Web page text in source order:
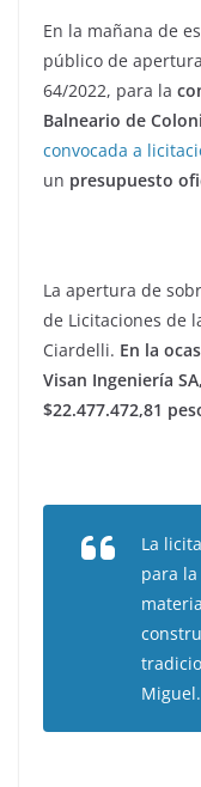
En la mañana de
público de
64/2022, para la
Balneario de
convocada a
un presupuesto
La apertura de
de Licitaciones de
Ciardelli. En la
Visan Ingeniería
$22.477.472,81
La
para
Miguel.